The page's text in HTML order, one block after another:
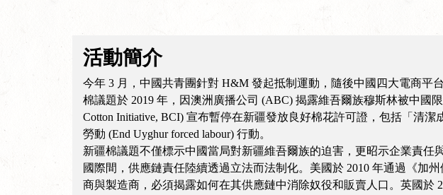
活動簡介
今年 3 月，中國共青團針對 H&M 發起抵制運動，隨後中國四大電商
棉議題於 2019 年，因澳洲廣播公司 (ABC) 揭露維吾爾族穆斯林被中國
Cotton Initiative, BCI) 宣布暫停在新疆發放良好棉花許可證，包括「清潔
勞動 (End Uyghur forced labour) 行動。
新疆棉議題不僅標示中國當局對新疆維吾爾族的迫害，更昭示企業責任
國際間，供應鏈責任陸續透過立法而法制化。美國於 2010 年通過《加
商與製造商，必須揭露如何在其供應鏈中消除奴役和販賣人口。英國於